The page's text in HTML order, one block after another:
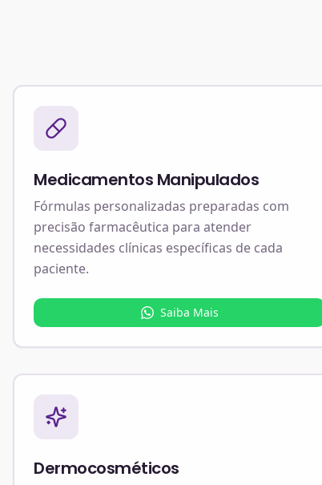
Medicamentos Manipulados
Fórmulas personalizadas preparadas com
precisão farmacêutica para atender
necessidades clínicas específicas de cada
paciente.
Saiba Mais
Dermocosméticos